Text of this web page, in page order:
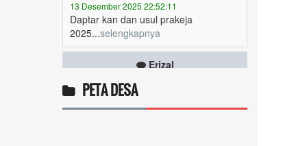
2025...selengkapnya
Erizal
09 Desember 2025 13:48:42
Token listrik... selengkapnya
Awin
PETA DESA